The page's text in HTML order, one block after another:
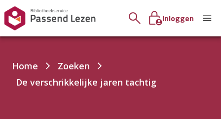
Inloggen
Je
hier:
Home
Zoeken
De verschrikkelijke jaren tachtig